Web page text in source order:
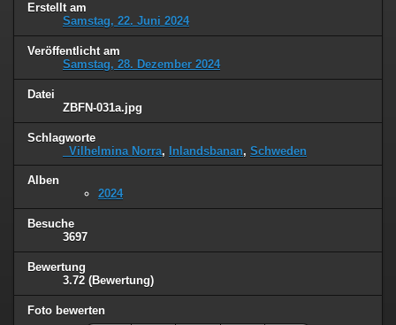
Erstellt am
Samstag, 22. Juni 2024
Veröffentlicht am
Samstag, 28. Dezember 2024
Datei
ZBFN-031a.jpg
Schlagworte
_Vilhelmina Norra, Inlandsbanan, Schweden
Alben
2024
Besuche
3697
Bewertung
3.72 (Bewertung)
Foto bewerten